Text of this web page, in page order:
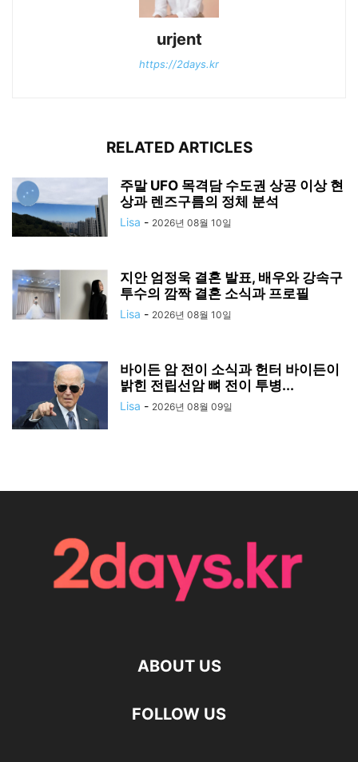
urjent
https://2days.kr
RELATED ARTICLES
주말 UFO 목격담 수도권 상공 이상 현
상과 렌즈구름의 정체 분석
Lisa - 2026년 08월 10일
지안 엄정욱 결혼 발표, 배우와 강속구
투수의 깜짝 결혼 소식과 프로필
Lisa - 2026년 08월 10일
바이든 암 전이 소식과 헌터 바이든이
밝힌 전립선암 뼈 전이 투병...
Lisa - 2026년 08월 09일
ABOUT US
FOLLOW US